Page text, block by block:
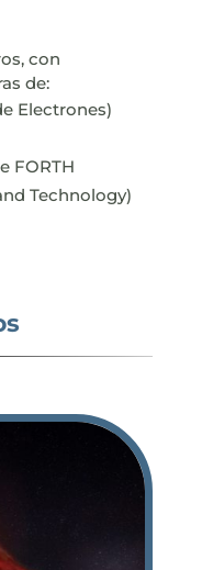
con
de:
Electrones)
FORTH
Technology)